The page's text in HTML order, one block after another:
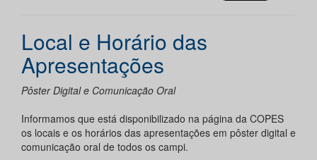
Local e Horário das
Apresentações
Pôster Digital e Comunicação Oral
Informamos que está disponibilizado na página da COPES
os locais e os horários das apresentações em pôster digital e
comunicação oral de todos os campi.